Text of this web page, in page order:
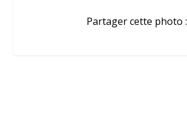
Partager cette photo :